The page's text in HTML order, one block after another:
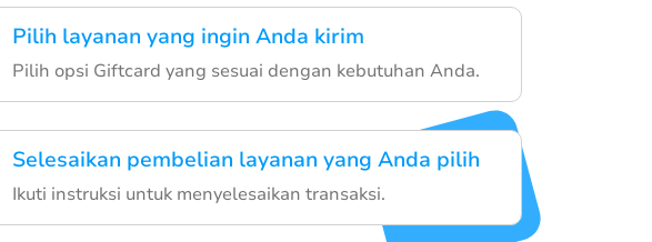
Pilih layanan yang ingin Anda kirim
Pilih opsi Giftcard yang sesuai dengan kebutuhan Anda.
Selesaikan pembelian layanan yang Anda pilih
Ikuti instruksi untuk menyelesaikan transaksi.